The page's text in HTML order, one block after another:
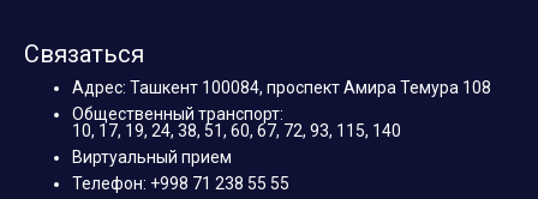
Связаться
Адрес: Ташкент 100084, проспект Амира Темура 108
Общественный транспорт:
10, 17, 19, 24, 38, 51, 60, 67, 72, 93, 115, 140
Виртуальный прием
Телефон: +998 71 238 55 55